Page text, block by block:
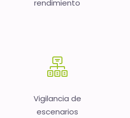
rendimiento
Vigilancia de
escenarios